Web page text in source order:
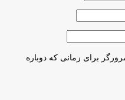
برای زمانی که دوباره